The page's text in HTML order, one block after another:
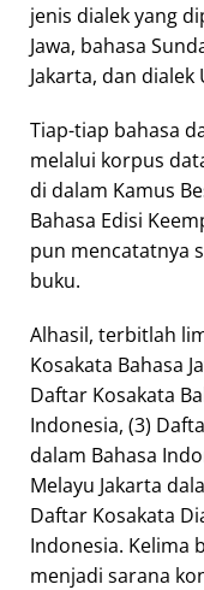
jenis dialek yang
Jawa, bahasa
Jakarta, dan dialek
Tiap-tiap bahasa
melalui korpus
di dalam Kamus
Bahasa Edisi
pun mencatatnya
buku.
Alhasil, terbitlah
Kosakata Bahasa
Daftar Kosakata
Indonesia, (3)
dalam Bahasa
Melayu Jakarta
Daftar Kosakata
Indonesia. Kelima
menjadi sarana